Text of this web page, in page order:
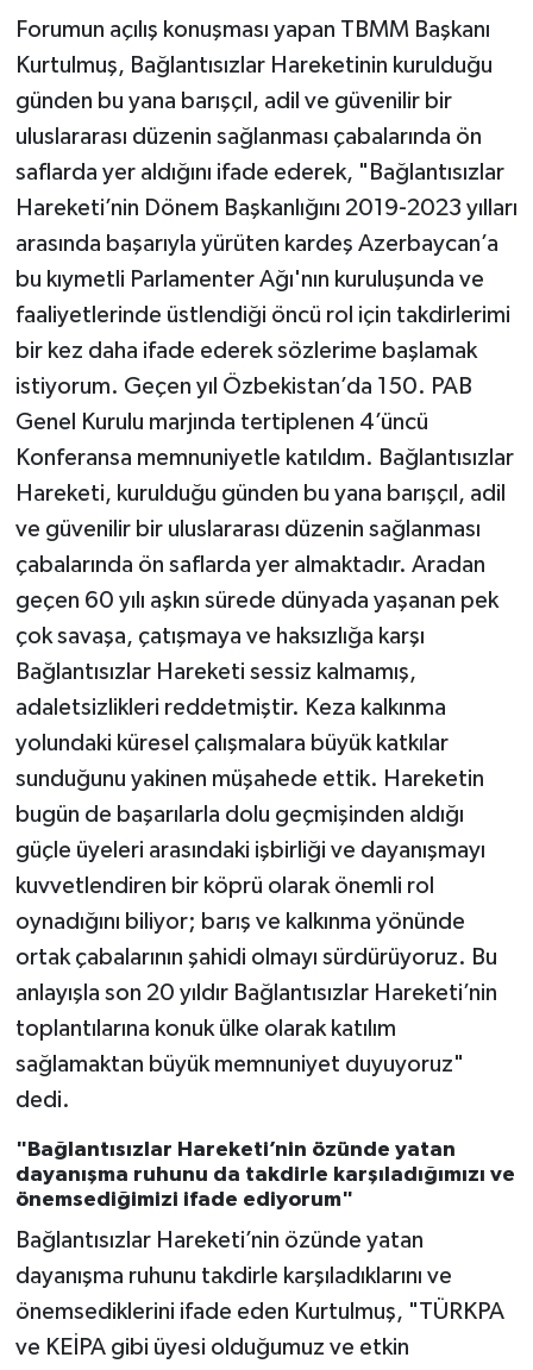
Forumun açılış konuşması yapan TBMM Başkanı
Kurtulmuş, Bağlantısızlar Hareketinin kurulduğu
günden bu yana barışçıl, adil ve güvenilir bir
uluslararası düzenin sağlanması çabalarında ön
saflarda yer aldığını ifade ederek, "Bağlantısızlar
Hareketi’nin Dönem Başkanlığını 2019-2023 yılları
arasında başarıyla yürüten kardeş Azerbaycan’a
bu kıymetli Parlamenter Ağı'nın kuruluşunda ve
faaliyetlerinde üstlendiği öncü rol için takdirlerimi
bir kez daha ifade ederek sözlerime başlamak
istiyorum. Geçen yıl Özbekistan’da 150. PAB
Genel Kurulu marjında tertiplenen 4’üncü
Konferansa memnuniyetle katıldım. Bağlantısızlar
Hareketi, kurulduğu günden bu yana barışçıl, adil
ve güvenilir bir uluslararası düzenin sağlanması
çabalarında ön saflarda yer almaktadır. Aradan
geçen 60 yılı aşkın sürede dünyada yaşanan pek
çok savaşa, çatışmaya ve haksızlığa karşı
Bağlantısızlar Hareketi sessiz kalmamış,
adaletsizlikleri reddetmiştir. Keza kalkınma
yolundaki küresel çalışmalara büyük katkılar
sunduğunu yakinen müşahede ettik. Hareketin
bugün de başarılarla dolu geçmişinden aldığı
güçle üyeleri arasındaki işbirliği ve dayanışmayı
kuvvetlendiren bir köprü olarak önemli rol
oynadığını biliyor; barış ve kalkınma yönünde
ortak çabalarının şahidi olmayı sürdürüyoruz. Bu
anlayışla son 20 yıldır Bağlantısızlar Hareketi’nin
toplantılarına konuk ülke olarak katılım
sağlamaktan büyük memnuniyet duyuyoruz"
dedi.
"Bağlantısızlar Hareketi’nin özünde yatan
dayanışma ruhunu da takdirle karşıladığımızı ve
önemsediğimizi ifade ediyorum"
Bağlantısızlar Hareketi’nin özünde yatan
dayanışma ruhunu takdirle karşıladıklarını ve
önemsediklerini ifade eden Kurtulmuş, "TÜRKPA
ve KEİPA gibi üyesi olduğumuz ve etkin